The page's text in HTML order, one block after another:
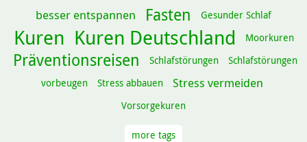
besser entspannen Fasten Gesunder Schlaf
Kuren Kuren Deutschland Moorkuren
Präventionsreisen Schlafstörungen
Schlafstörungen
vorbeugen
Stress abbauen Stress vermeiden
Vorsorgekuren
more tags